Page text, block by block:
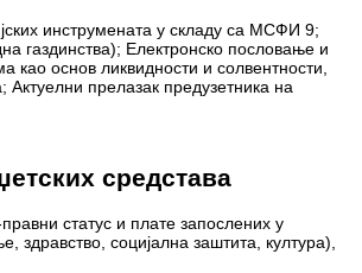
инструмената у складу са МСФИ 9;
газдинства); Електронско пословање и
основ ликвидности и солвентности,
прелазак предузетника на
средстава
статус и плате запослених у
социјална заштита, култура),